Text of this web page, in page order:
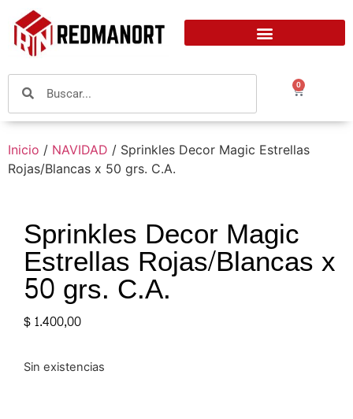
0
Inicio / NAVIDAD / Sprinkles Decor Magic Estrellas
Rojas/Blancas x 50 grs. C.A.
Sprinkles Decor Magic
Estrellas Rojas/Blancas x
50 grs. C.A.
$1.400,00
Sin existencias